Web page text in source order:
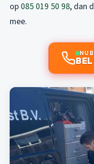
op 085 019 50 98, dan
mee.
NU